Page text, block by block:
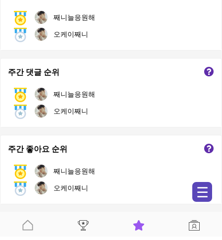
째니늘응원해
오케이째니
주간 댓글 순위
째니늘응원해
오케이째니
주간 좋아요 순위
째니늘응원해
오케이째니 ☰